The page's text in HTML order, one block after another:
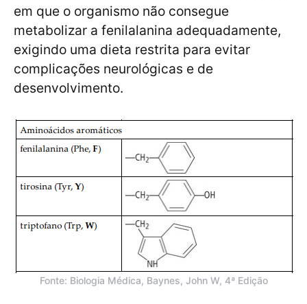
em que o organismo não consegue
metabolizar a fenilalanina adequadamente,
exigindo uma dieta restrita para evitar
complicações neurológicas e de
desenvolvimento.
Fonte: Biologia Médica, Baynes, John W, 4ª Edição